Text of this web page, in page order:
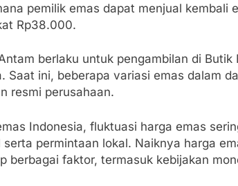
pemilik emas dapat menjual kembali
Rp38.000.
berlaku untuk pengambilan di Butik
Saat ini, beberapa variasi emas dalam
resmi perusahaan.
Indonesia, fluktuasi harga emas
serta permintaan lokal. Naiknya harga
berbagai faktor, termasuk kebijakan